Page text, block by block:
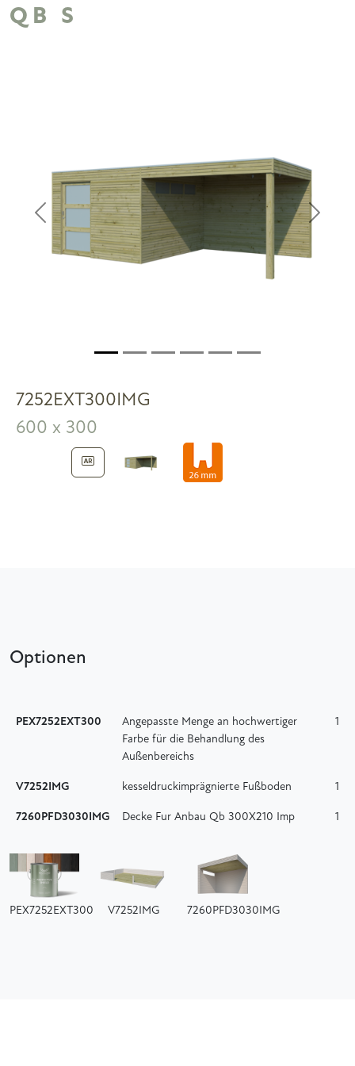
QB S
Previous Next
7252EXT300IMG
600 x 300
Optionen
PEX7252EXT300
Angepasste Menge an hochwertiger
Farbe für die Behandlung des
Außenbereichs
1
V7252IMG kesseldruckimprägnierte Fußboden 1
7260PFD3030IMG Decke Fur Anbau Qb 300X210 Imp 1
PEX7252EXT300 V7252IMG 7260PFD3030IMG